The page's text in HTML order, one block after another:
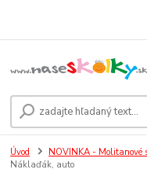
Úvod NOVINKA - Molitanové
Náklaďák, auto